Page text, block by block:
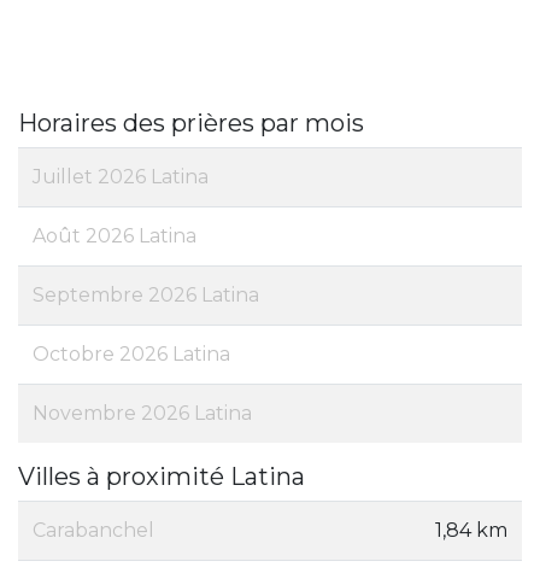
Horaires des prières par mois
Juillet 2026 Latina
Août 2026 Latina
Septembre 2026 Latina
Octobre 2026 Latina
Novembre 2026 Latina
Villes à proximité Latina
Carabanchel 1,84 km